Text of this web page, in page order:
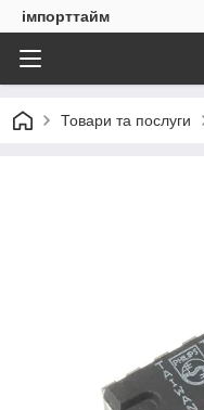
імпорттайм
Товари та послуги